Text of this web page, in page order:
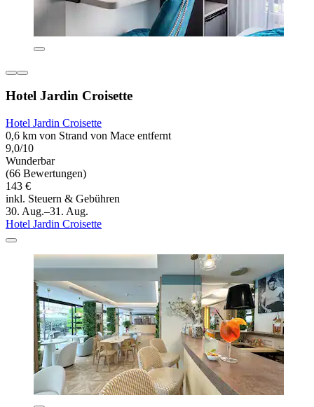
Hotel Jardin Croisette
Hotel Jardin Croisette
0,6 km von Strand von Mace entfernt
9,0/10
Wunderbar
(66 Bewertungen)
143 €
inkl. Steuern & Gebühren
30. Aug.–31. Aug.
Hotel Jardin Croisette